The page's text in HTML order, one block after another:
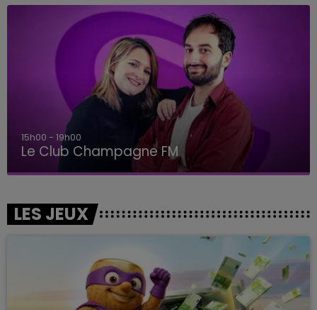
15h00 - 19h00
Le Club Champagne FM
LES JEUX